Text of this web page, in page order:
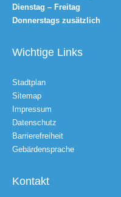
Dienstag – Freitag
Donnerstags zusätzlich
Wichtige Links
Stadtplan
Sitemap
Impressum
Datenschutz
Barrierefreiheit
Gebärdensprache
Kontakt